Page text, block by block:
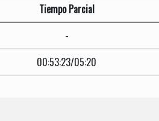
Tiempo Parcial
-
00:53:23/05:20